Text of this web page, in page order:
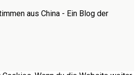
aus China - Ein Blog der